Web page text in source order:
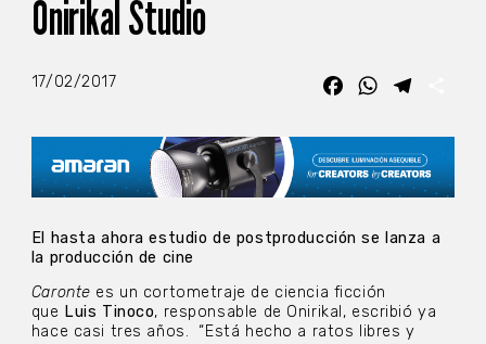
Onirikal Studio
17/02/2017 FacebookWhatsApp
El hasta ahora estudio de postproducción se lanza a
la producción de cine
Caronte es un cortometraje de ciencia ficción
que Luis Tinoco, responsable de Onirikal, escribió ya
hace casi tres años.
“Está hecho a ratos libres y